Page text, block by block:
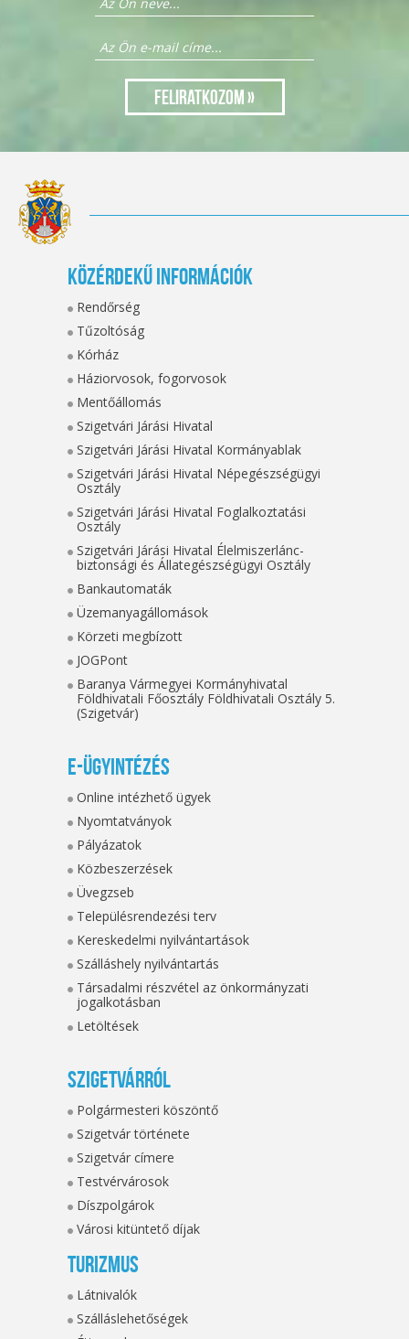
Közérdekű információk
Rendőrség
Tűzoltóság
Kórház
Háziorvosok, fogorvosok
Mentőállomás
Szigetvári Járási Hivatal
Szigetvári Járási Hivatal Kormányablak
Szigetvári Járási Hivatal Népegészségügyi
Osztály
Szigetvári Járási Hivatal Foglalkoztatási
Osztály
Szigetvári Járási Hivatal Élelmiszerlánc-
biztonsági és Állategészségügyi Osztály
Bankautomaták
Üzemanyagállomások
Körzeti megbízott
JOGPont
Baranya Vármegyei Kormányhivatal
Földhivatali Főosztály Földhivatali Osztály 5.
(Szigetvár)
E-ügyintézés
Online intézhető ügyek
Nyomtatványok
Pályázatok
Közbeszerzések
Üvegzseb
Településrendezési terv
Kereskedelmi nyilvántartások
Szálláshely nyilvántartás
Társadalmi részvétel az önkormányzati
jogalkotásban
Letöltések
Szigetvárról
Polgármesteri köszöntő
Szigetvár története
Szigetvár címere
Testvérvárosok
Díszpolgárok
Városi kitüntető díjak
Turizmus
Látnivalók
Szálláslehetőségek